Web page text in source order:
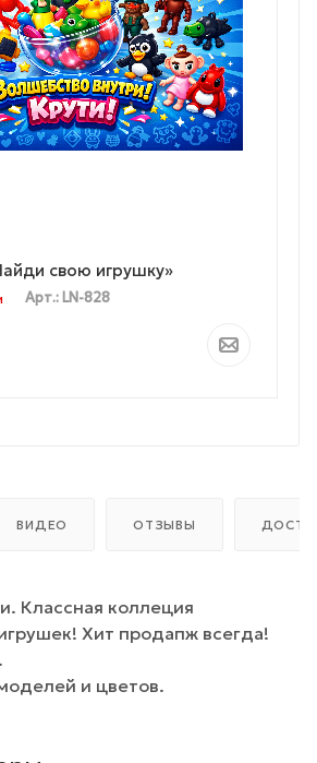
свою игрушку»
Арт.: LN-828
ВИДЕО ОТЗЫВЫ
Классная коллеция
Хит продапж всегда!
и цветов.